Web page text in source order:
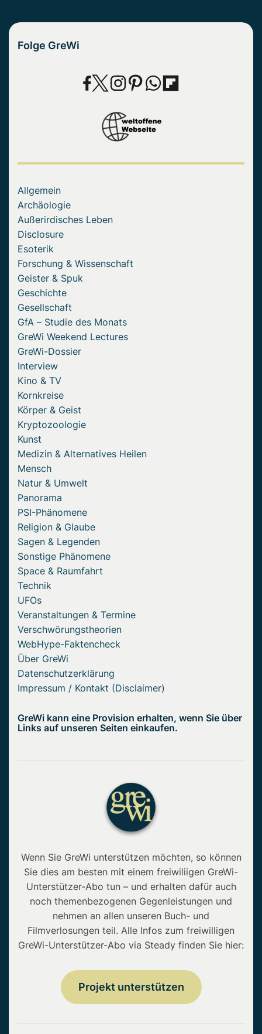
Folge GreWi
Allgemein
Archäologie
Außerirdisches Leben
Disclosure
Esoterik
Forschung & Wissenschaft
Geister & Spuk
Geschichte
Gesellschaft
GfA – Studie des Monats
GreWi Weekend Lectures
GreWi-Dossier
Interview
Kino & TV
Kornkreise
Körper & Geist
Kryptozoologie
Kunst
Medizin & Alternatives Heilen
Mensch
Natur & Umwelt
Panorama
PSI-Phänomene
Religion & Glaube
Sagen & Legenden
Sonstige Phänomene
Space & Raumfahrt
Technik
UFOs
Veranstaltungen & Termine
Verschwörungstheorien
WebHype-Faktencheck
Über GreWi
Datenschutzerklärung
Impressum / Kontakt (Disclaimer)
GreWi kann eine Provision erhalten, wenn Sie über
Links auf unseren Seiten einkaufen.
Wenn Sie GreWi unterstützen möchten, so können
Sie dies am besten mit einem freiwiliigen GreWi-
Unterstützer-Abo tun – und erhalten dafür auch
noch themenbezogenen Gegenleistungen und
nehmen an allen unseren Buch- und
Filmverlosungen teil. Alle Infos zum freiwilligen
GreWi-Unterstützer-Abo via Steady finden Sie hier:
Projekt unterstützen